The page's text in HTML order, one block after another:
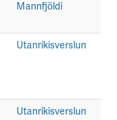
Mannfjöldi
Utanríkisverslun
Utanríkisverslun